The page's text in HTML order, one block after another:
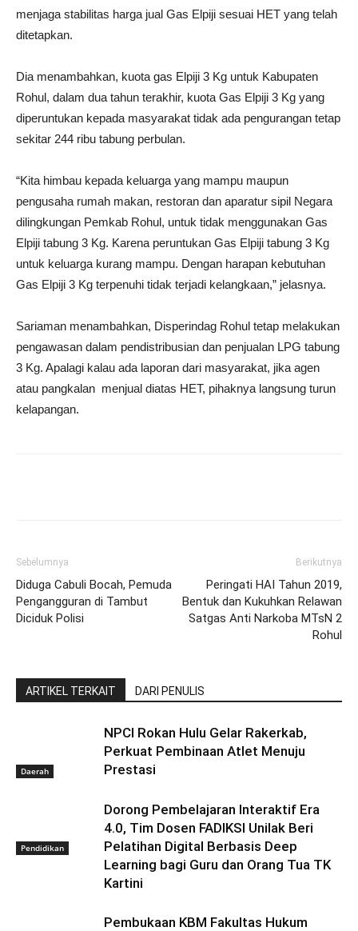
menjaga stabilitas harga jual Gas Elpiji sesuai HET yang telah
ditetapkan.
Dia menambahkan, kuota gas Elpiji 3 Kg untuk Kabupaten
Rohul, dalam dua tahun terakhir, kuota Gas Elpiji 3 Kg yang
diperuntukan kepada masyarakat tidak ada pengurangan tetap
sekitar 244 ribu tabung perbulan.
“Kita himbau kepada keluarga yang mampu maupun
pengusaha rumah makan, restoran dan aparatur sipil Negara
dilingkungan Pemkab Rohul, untuk tidak menggunakan Gas
Elpiji tabung 3 Kg. Karena peruntukan Gas Elpiji tabung 3 Kg
untuk keluarga kurang mampu. Dengan harapan kebutuhan
Gas Elpiji 3 Kg terpenuhi tidak terjadi kelangkaan,” jelasnya.
Sariaman menambahkan, Disperindag Rohul tetap melakukan
pengawasan dalam pendistribusian dan penjualan LPG tabung
3 Kg. Apalagi kalau ada laporan dari masyarakat, jika agen
atau pangkalan menjual diatas HET, pihaknya langsung turun
kelapangan.
Sebelumnya
Diduga Cabuli Bocah, Pemuda
Pengangguran di Tambut‎
Diciduk Polisi
Berikutnya
Peringati HAI Tahun 2019,
Bentuk dan Kukuhkan Relawan
Satgas Anti Narkoba MTsN 2
Rohul
ARTIKEL TERKAIT DARI PENULIS
Daerah
NPCI Rokan Hulu Gelar Rakerkab,
Perkuat Pembinaan Atlet Menuju
Prestasi
Pendidikan
Dorong Pembelajaran Interaktif Era
4.0, Tim Dosen FADIKSI Unilak Beri
Pelatihan Digital Berbasis Deep
Learning bagi Guru dan Orang Tua TK
Kartini
Pembukaan KBM Fakultas Hukum